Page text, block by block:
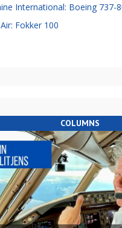
International: Boeing 737-
Fokker 100
COLUMNS